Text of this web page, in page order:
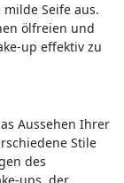
Seife aus.
ölfreien und
up effektiv zu
Aussehen Ihrer
Stile
des